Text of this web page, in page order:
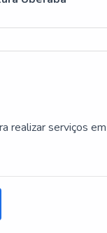
realizar serviços em